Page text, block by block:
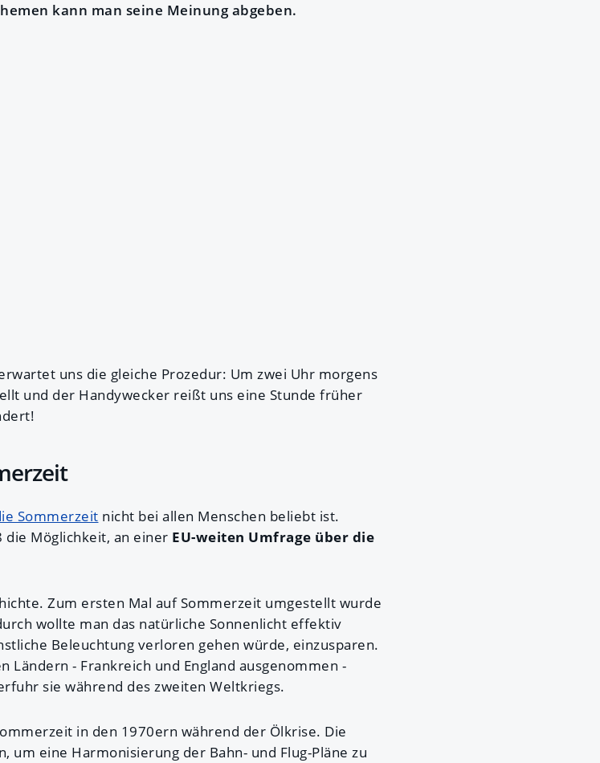
kann man seine Meinung abgeben.
uns die gleiche Prozedur: Um zwei Uhr morgens
und der Handywecker reißt uns eine Stunde früher
Sommerzeit nicht bei allen Menschen beliebt ist.
die Möglichkeit, an einer EU-weiten Umfrage über die
Zum ersten Mal auf Sommerzeit umgestellt wurde
wollte man das natürliche Sonnenlicht effektiv
Beleuchtung verloren gehen würde, einzusparen.
Ländern - Frankreich und England ausgenommen -
sie während des zweiten Weltkriegs.
in den 1970ern während der Ölkrise. Die
um eine Harmonisierung der Bahn- und Flug-Pläne zu